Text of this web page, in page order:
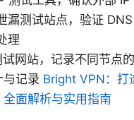
漏测试站点，验证
理
网站，记录不同节点
与记录 Bright VPN：打
全面解析与实用指南